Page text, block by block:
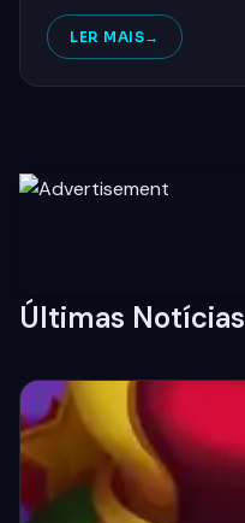
LER MAIS
Últimas Notícias